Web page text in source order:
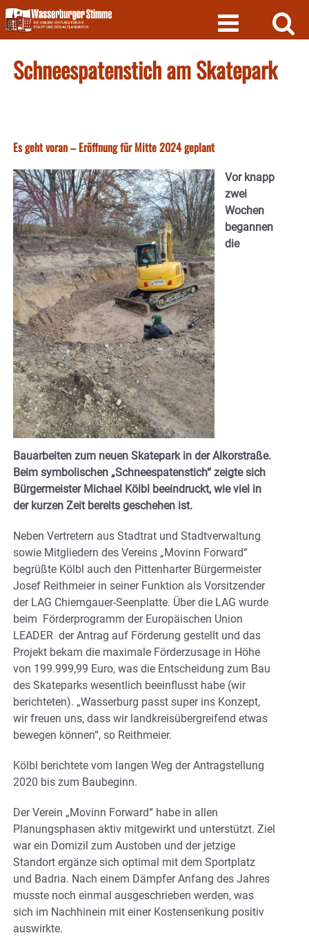
Skip
to
content
Schneespatenstich am Skatepark
Es geht voran – Eröffnung für Mitte 2024 geplant
Vor knapp
zwei
Wochen
begannen
die
Bauarbeiten zum neuen Skatepark in der Alkorstraße.
Beim symbolischen „Schneespatenstich“ zeigte sich
Bürgermeister Michael Kölbl beeindruckt, wie viel in
der kurzen Zeit bereits geschehen ist.
Neben Vertretern aus Stadtrat und Stadtverwaltung
sowie Mitgliedern des Vereins „Movinn Forward“
begrüßte Kölbl auch den Pittenharter Bürgermeister
Josef Reithmeier in seiner Funktion als Vorsitzender
der LAG Chiemgauer-Seenplatte. Über die LAG wurde
beim Förderprogramm der Europäischen Union
LEADER der Antrag auf Förderung gestellt und das
Projekt bekam die maximale Förderzusage in Höhe
von 199.999,99 Euro, was die Entscheidung zum Bau
des Skateparks wesentlich beeinflusst habe (wir
berichteten). „Wasserburg passt super ins Konzept,
wir freuen uns, dass wir landkreisübergreifend etwas
bewegen können“, so Reithmeier.
Kölbl berichtete vom langen Weg der Antragstellung
2020 bis zum Baubeginn.
Der Verein „Movinn Forward“ habe in allen
Planungsphasen aktiv mitgewirkt und unterstützt. Ziel
war ein Domizil zum Austoben und der jetzige
Standort ergänze sich optimal mit dem Sportplatz
und Badria. Nach einem Dämpfer Anfang des Jahres
musste noch einmal ausgeschrieben werden, was
sich im Nachhinein mit einer Kostensenkung positiv
auswirkte.